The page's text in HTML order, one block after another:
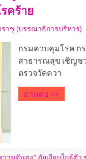
คร้าย
าชู (บรรณาธิการบริหาร)
กรมควบคุมโรค ก
สาธารณสุข เชิญ
ตรวจวัดควา
อ่านต่อ >>